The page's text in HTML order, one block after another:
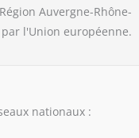
Auvergne-Rhône-
l'Union européenne.
nationaux :